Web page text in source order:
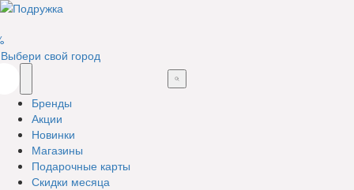
Выбери свой город
Бренды
Акции
Новинки
Магазины
Подарочные карты
Скидки месяца